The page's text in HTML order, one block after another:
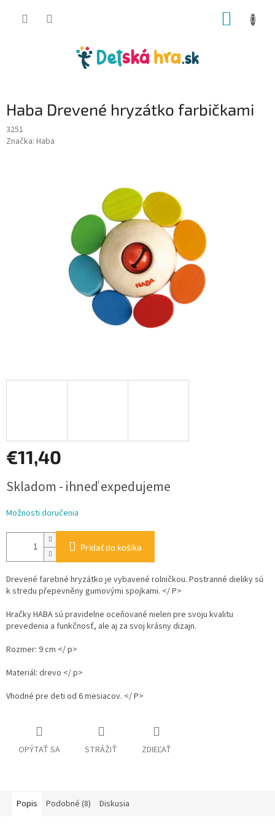
Haba Drevené hryzátko farbičkami
3251
Značka: Haba
€11,40
cena:
Skladom - ihneď expedujeme
Možnosti doručenia
Pridať do košíka
Drevené farebné hryzátko je vybavené rolničkou. Postranné dieliky sú
k stredu přepevněny gumovými spojkami. </ P>
Hračky HABA sú pravidelne oceňované nielen pre svoju kvalitu
prevedenia a funkčnosť, ale aj za svoj krásny dizajn.
Rozmer: 9 cm </ p>
Materiál: drevo </ p>
Vhodné pre deti od 6 mesiacov. </ P>
OPÝTAŤ SA STRÁŽIŤ ZDIEĽAŤ
Popis Podobné (8) Diskusia